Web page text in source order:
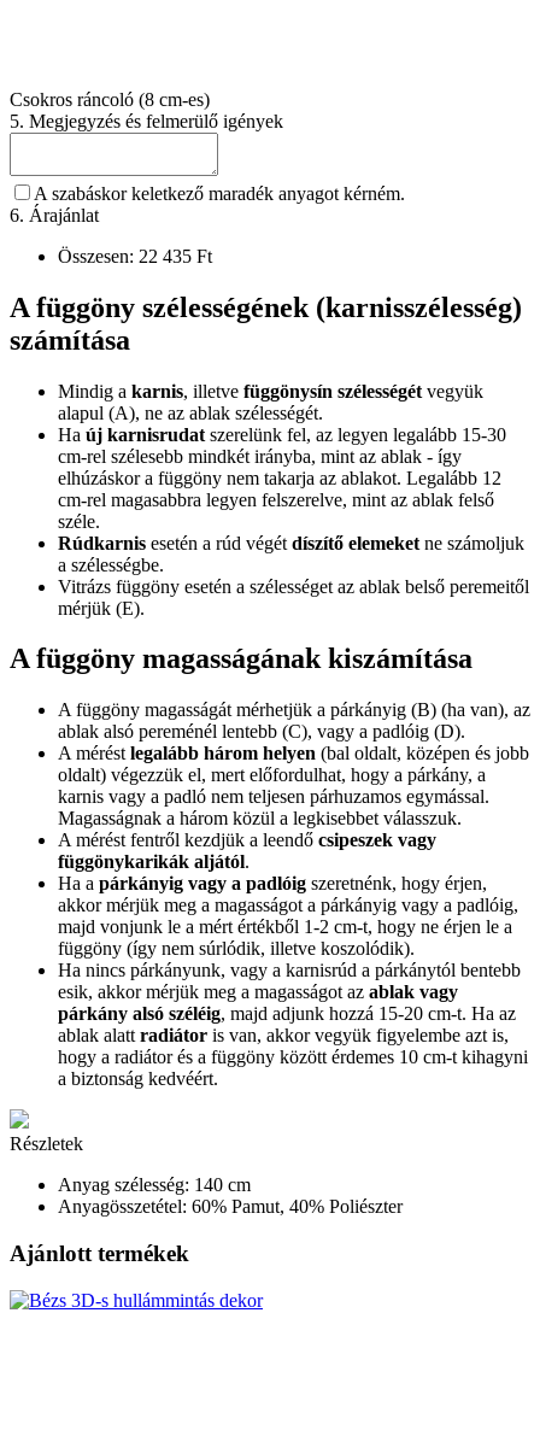
Csokros ráncoló (8 cm-es)
5. Megjegyzés és felmerülő igények
A szabáskor keletkező maradék anyagot kérném.
6. Árajánlat
Összesen: 22 435 Ft
A függöny szélességének (karnisszélesség)
számítása
Mindig a karnis, illetve függönysín szélességét vegyük
alapul (A), ne az ablak szélességét.
Ha új karnisrudat szerelünk fel, az legyen legalább 15-30
cm-rel szélesebb mindkét irányba, mint az ablak - így
elhúzáskor a függöny nem takarja az ablakot. Legalább 12
cm-rel magasabbra legyen felszerelve, mint az ablak felső
széle.
Rúdkarnis esetén a rúd végét díszítő elemeket ne számoljuk
a szélességbe.
Vitrázs függöny esetén a szélességet az ablak belső peremeitől
mérjük (E).
A függöny magasságának kiszámítása
A függöny magasságát mérhetjük a párkányig (B) (ha van), az
ablak alsó pereménél lentebb (C), vagy a padlóig (D).
A mérést legalább három helyen (bal oldalt, középen és jobb
oldalt) végezzük el, mert előfordulhat, hogy a párkány, a
karnis vagy a padló nem teljesen párhuzamos egymással.
Magasságnak a három közül a legkisebbet válasszuk.
A mérést fentről kezdjük a leendő csipeszek vagy
függönykarikák aljától.
Ha a párkányig vagy a padlóig szeretnénk, hogy érjen,
akkor mérjük meg a magasságot a párkányig vagy a padlóig,
majd vonjunk le a mért értékből 1-2 cm-t, hogy ne érjen le a
függöny (így nem súrlódik, illetve koszolódik).
Ha nincs párkányunk, vagy a karnisrúd a párkánytól bentebb
esik, akkor mérjük meg a magasságot az ablak vagy
párkány alsó széléig, majd adjunk hozzá 15-20 cm-t. Ha az
ablak alatt radiátor is van, akkor vegyük figyelembe azt is,
hogy a radiátor és a függöny között érdemes 10 cm-t kihagyni
a biztonság kedvéért.
Részletek
Anyag szélesség: 140 cm
Anyagösszetétel: 60% Pamut, 40% Poliészter
Ajánlott termékek